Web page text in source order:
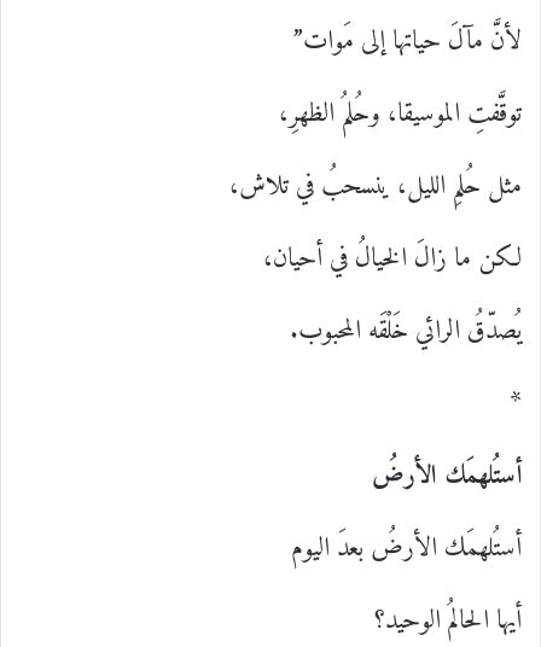
لأنَّ مآلَ حياتها إلى مَوات”
توقَّفتِ الموسيقا، وحُلمُ الظهرِ،
مثل حُلمِ الليل، ينسحبُ في تلاش،
لكن ما زالَ الخيالُ في أحيان،
يُصدّقُ الرائي خَلْقَه المحبوب.
*
أستُلهمَك الأرضُ
أستُلهمَك الأرضُ بعدَ اليوم
أيها الحالمُ الوحيد؟